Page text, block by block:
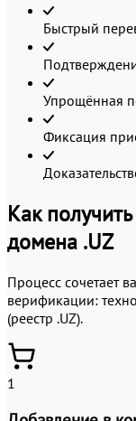
Быстрый
Упрощённая
Фиксация
Как
домена .UZ
Процесс сочетает
верификации:
(реестр .UZ).
1